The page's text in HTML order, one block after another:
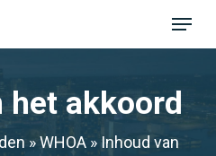
Menu
»WHOA»Inhoud van
het akkoord